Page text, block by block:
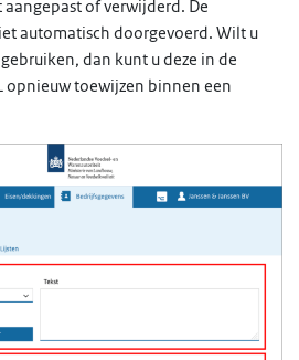
of verwijderd. De
automatisch doorgevoerd. Wilt u
dan kunt u deze in de
opnieuw toewijzen binnen een